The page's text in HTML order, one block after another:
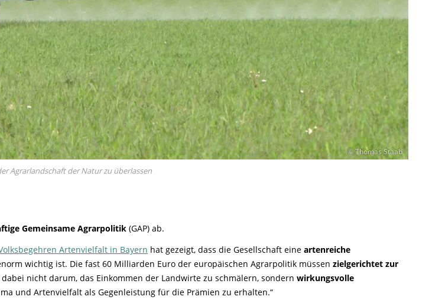
© Thomas Staab
Agrarlandschaft der Natur zu überlassen
Gemeinsame Agrarpolitik (GAP) ab.
Artenvielfalt in Bayern hat gezeigt, dass die Gesellschaft eine artenreiche
wichtig ist. Die fast 60 Milliarden Euro der europäischen Agrarpolitik müssen zielgerichtet zur
nicht darum, das Einkommen der Landwirte zu schmälern, sondern wirkungsvolle
und Artenvielfalt als Gegenleistung für die Prämien zu erhalten.“